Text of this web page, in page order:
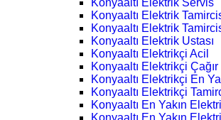
Konyaaltı Elektrik Servis
Konyaaltı Elektrik
Konyaaltı Elektrik
Konyaaltı Elektrik Ustası
Konyaaltı Elektrikçi Acil
Konyaaltı Elektrikçi Çağır
Konyaaltı Elektrikçi En
Konyaaltı Elektrikçi
Konyaaltı En Yakın
Konyaaltı En Yakın